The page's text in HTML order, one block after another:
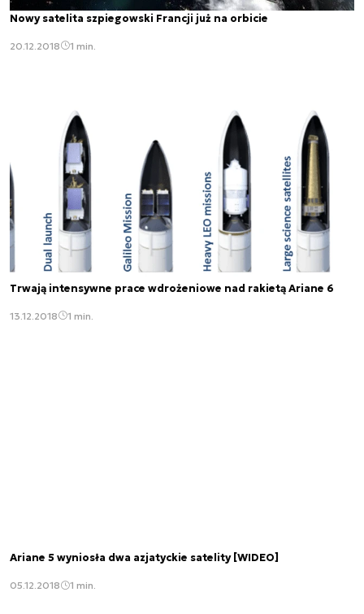
Nowy satelita szpiegowski Francji już na orbicie
20.12.2018 1 min.
Trwają intensywne prace wdrożeniowe nad rakietą Ariane 6
13.12.2018 1 min.
Ariane 5 wyniosła dwa azjatyckie satelity [WIDEO]
05.12.2018 1 min.